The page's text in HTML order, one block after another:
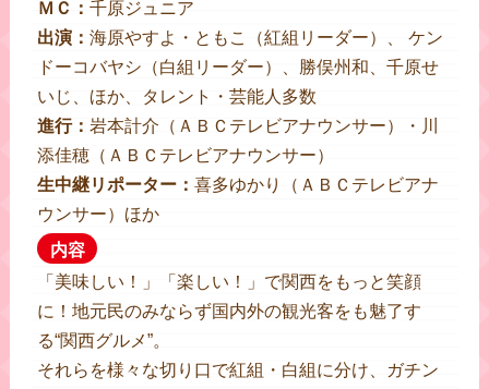
ＭＣ：千原ジュニア
出演：海原やすよ・ともこ（紅組リーダー）、 ケン
ドーコバヤシ（白組リーダー）、勝俣州和、千原せ
いじ、ほか、タレント・芸能人多数
進行：岩本計介（ＡＢＣテレビアナウンサー）・川
添佳穂（ＡＢＣテレビアナウンサー）
生中継リポーター：喜多ゆかり（ＡＢＣテレビアナ
ウンサー）ほか
内容
「美味しい！」「楽しい！」で関西をもっと笑顔
に！地元民のみならず国内外の観光客をも魅了す
る“関西グルメ”。
それらを様々な切り口で紅組・白組に分け、ガチン